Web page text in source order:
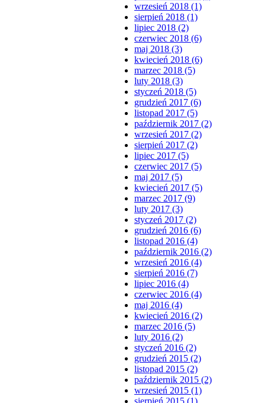
wrzesień 2018 (1)
sierpień 2018 (1)
lipiec 2018 (2)
czerwiec 2018 (6)
maj 2018 (3)
kwiecień 2018 (6)
marzec 2018 (5)
luty 2018 (3)
styczeń 2018 (5)
grudzień 2017 (6)
listopad 2017 (5)
październik 2017 (2)
wrzesień 2017 (2)
sierpień 2017 (2)
lipiec 2017 (5)
czerwiec 2017 (5)
maj 2017 (5)
kwiecień 2017 (5)
marzec 2017 (9)
luty 2017 (3)
styczeń 2017 (2)
grudzień 2016 (6)
listopad 2016 (4)
październik 2016 (2)
wrzesień 2016 (4)
sierpień 2016 (7)
lipiec 2016 (4)
czerwiec 2016 (4)
maj 2016 (4)
kwiecień 2016 (2)
marzec 2016 (5)
luty 2016 (2)
styczeń 2016 (2)
grudzień 2015 (2)
listopad 2015 (2)
październik 2015 (2)
wrzesień 2015 (1)